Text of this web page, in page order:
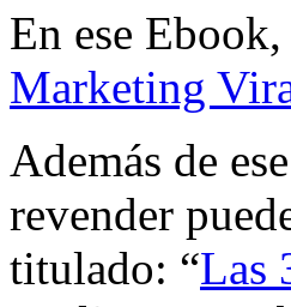
En ese
Marketing
Además de
revender
titulado: “Las